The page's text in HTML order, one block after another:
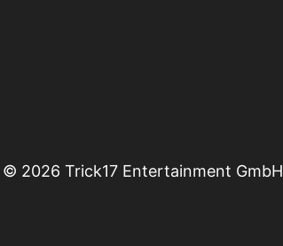
© 2026 Trick17 Entertainment GmbH